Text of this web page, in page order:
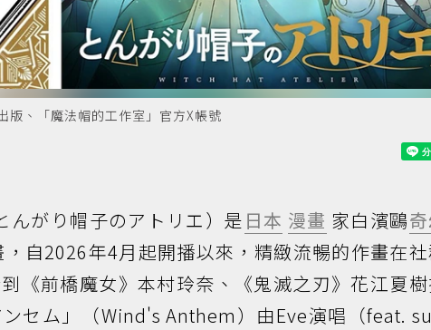
、「魔法帽的工作室」官方X帳號
がり帽子のアトリエ）是 日本 漫畫 家白濱鷗
，自2026年4月起開播以來，精緻流暢的作畫在
《前橋魔女》本村玲奈、《鬼滅之刃》花江夏樹
セム」（Wind's Anthem）由Eve演唱（feat.